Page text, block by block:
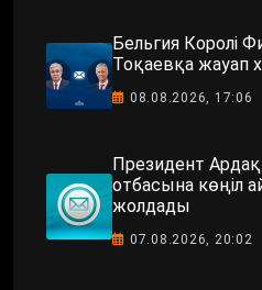
Бельгия Королі
Тоқаевқа жауап
08.08.2026, 17:06
Президент
отбасына көңіл
жолдады
07.08.2026, 20:02